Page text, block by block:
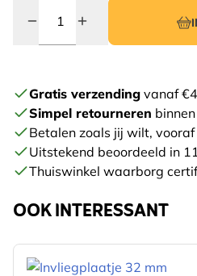
Gratis verzending vanaf
Simpel retourneren
Betalen zoals jij wilt,
Uitstekend beoordeeld in
Thuiswinkel waarborg
OOK INTERESSANT